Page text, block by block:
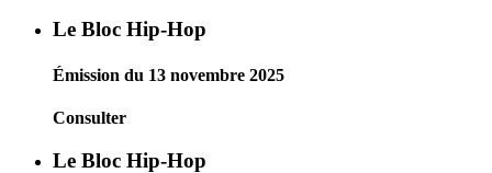
Le Bloc Hip-Hop
Émission du 13 novembre 2025
Consulter
Le Bloc Hip-Hop